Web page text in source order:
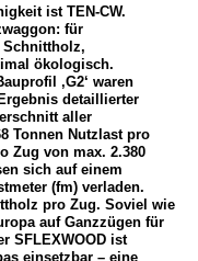
ist TEN-CW.
für
Schnittholz,
ökologisch.
‚G2‘ waren
detaillierter
aller
Tonnen Nutzlast pro
Zug von max. 2.380
sich auf einem
(fm) verladen.
pro Zug. Soviel wie
auf Ganzzügen für
SFLEXWOOD ist
einsetzbar – eine